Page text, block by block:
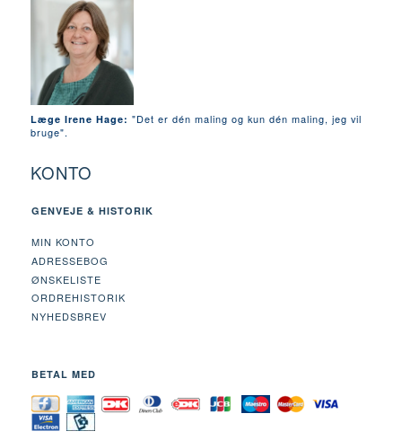
Læge Irene Hage: "Det er dén maling og kun dén maling, jeg vil
bruge".
KONTO
GENVEJE & HISTORIK
MIN KONTO
ADRESSEBOG
ØNSKELISTE
ORDREHISTORIK
NYHEDSBREV
BETAL MED